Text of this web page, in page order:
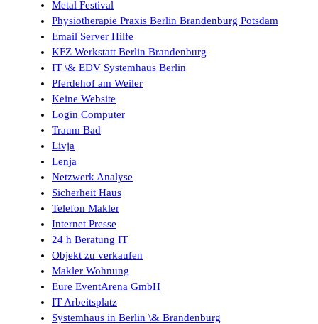
Metal Festival
Physiotherapie Praxis Berlin Brandenburg Potsdam
Email Server Hilfe
KFZ Werkstatt Berlin Brandenburg
IT \& EDV Systemhaus Berlin
Pferdehof am Weiler
Keine Website
Login Computer
Traum Bad
Livja
Lenja
Netzwerk Analyse
Sicherheit Haus
Telefon Makler
Internet Presse
24 h Beratung IT
Objekt zu verkaufen
Makler Wohnung
Eure EventArena GmbH
IT Arbeitsplatz
Systemhaus in Berlin \& Brandenburg